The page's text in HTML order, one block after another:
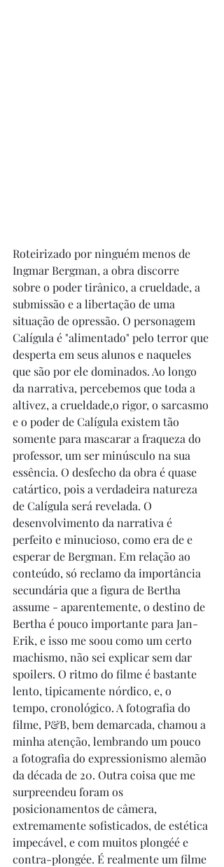
Roteirizado por ninguém menos de
Ingmar Bergman, a obra discorre
sobre o poder tirânico, a crueldade, a
submissão e a libertação de uma
situação de opressão. O personagem
Calígula é "alimentado" pelo terror que
desperta em seus alunos e naqueles
que são por ele dominados. Ao longo
da narrativa, percebemos que toda a
altivez, a crueldade,o rigor, o sarcasmo
e o poder de Calígula existem tão
somente para mascarar a fraqueza do
professor, um ser minúsculo na sua
essência. O desfecho da obra é quase
catártico, pois a verdadeira natureza
de Calígula será revelada. O
desenvolvimento da narrativa é
perfeito e minucioso, como era de e
esperar de Bergman. Em relação ao
conteúdo, só reclamo da importância
secundária que a figura de Bertha
assume - aparentemente, o destino de
Bertha é pouco importante para Jan-
Erik, e isso me soou como um certo
machismo, não sei explicar sem dar
spoilers. O ritmo do filme é bastante
lento, tipicamente nórdico, e, o
tempo, cronológico. A fotografia do
filme, P&B, bem demarcada, chamou a
minha atenção, lembrando um pouco
a fotografia do expressionismo alemão
da década de 20. Outra coisa que me
surpreendeu foram os
posicionamentos de câmera,
extremamente sofisticados, de estética
impecável, e com muitos plongéé e
contra-plongée. É realmente um filme